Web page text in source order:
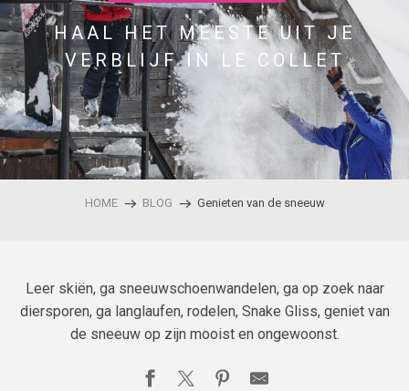
HAAL HET MEESTE UIT JE
VERBLIJF IN LE COLLET
HOME BLOG Genieten van de sneeuw
Leer skiën, ga sneeuwschoenwandelen, ga op zoek naar
diersporen, ga langlaufen, rodelen, Snake Gliss, geniet van
de sneeuw op zijn mooist en ongewoonst.